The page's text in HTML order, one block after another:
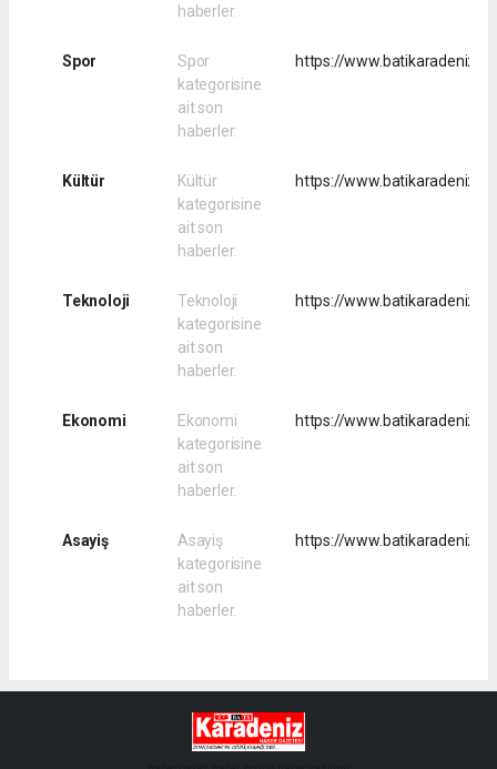
haberler.
Spor
Spor
kategorisine
ait son
haberler.
https://
Kültür
Kültür
kategorisine
ait son
haberler.
https://
Teknoloji
Teknoloji
kategorisine
ait son
haberler.
https://
Ekonomi
Ekonomi
kategorisine
ait son
haberler.
https://
Asayiş
Asayiş
kategorisine
ait son
haberler.
https://